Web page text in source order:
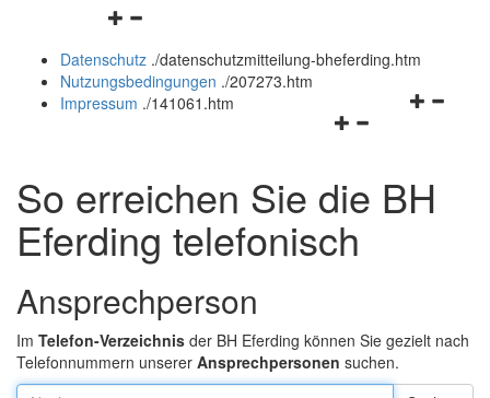
Navigationsmenü
und
schließen
Datenschutz ./datenschutzmitteilung-bheferding.htm
Nutzungsbedingungen ./207273.htm
Navigationsmenü
schließen
Impressum ./141061.htm
So erreichen Sie die BH
Eferding telefonisch
Ansprechperson
Im Telefon-Verzeichnis der BH Eferding können Sie gezielt nach
Telefonnummern unserer Ansprechpersonen suchen.
Nachname: